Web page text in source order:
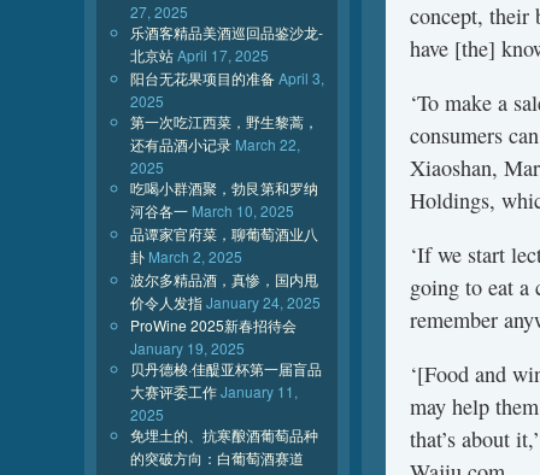
concept, their
have [the]
‘To make a
consumers
Xiaoshan,
Holdings,
‘If we start
going to eat a
remember
‘[Food and
may help
that’s about
27, 2025
乐酒客精品美酒巡回品鉴沙龙-
北京站April 17, 2025
阳台无花果项目的准备April 3,
2025
第一次吃江西菜，野生黎蒿，
还有品酒小记录 March 22,
2025
吃喝小群酒聚，勃艮第和罗纳
河谷各一 March 10, 2025
品谭家官府菜，聊葡萄酒业八
卦 March 2, 2025
波尔多精品酒，真惨，国内甩
价令人发指January 24, 2025
ProWine 2025新春招待会
January 19, 2025
贝丹德梭·佳醍亚杯第一届盲品
大赛评委工作January 11,
2025
免埋土的、抗寒酿酒葡萄品种
的突破方向：白葡萄酒赛道